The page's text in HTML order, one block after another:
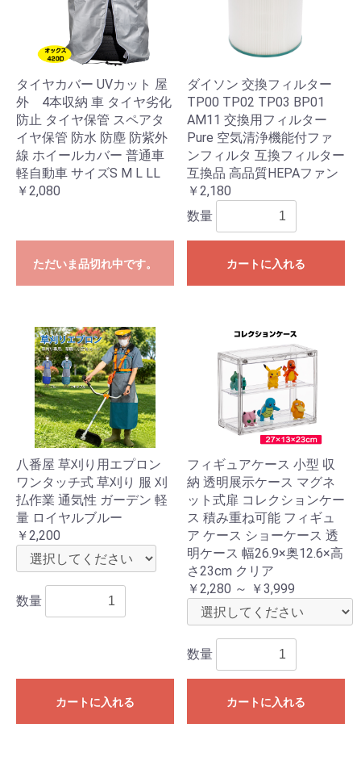
タイヤカバー UVカット 屋
外 4本収納 車 タイヤ劣化
防止 タイヤ保管 スペアタ
イヤ保管 防水 防塵 防紫外
線 ホイールカバー 普通車
軽自動車 サイズS M L LL
￥2,080
ただいま品切れ中です。
ダイソン 交換フィルター
TP00 TP02 TP03 BP01
AM11 交換用フィルター
Pure 空気清浄機能付ファ
ンフィルタ 互換フィルター
互換品 高品質HEPAファン
￥2,180
数量
カートに入れる
八番屋 草刈り用エプロン
ワンタッチ式 草刈り 服 刈
払作業 通気性 ガーデン 軽
量 ロイヤルブルー
￥2,200
数量
カートに入れる
フィギュアケース 小型 収
納 透明展示ケース マグネ
ット式扉 コレクションケー
ス 積み重ね可能 フィギュ
ア ケース ショーケース 透
明ケース 幅26.9×奥12.6×高
さ23cm クリア
￥2,280 ～ ￥3,999
数量
カートに入れる